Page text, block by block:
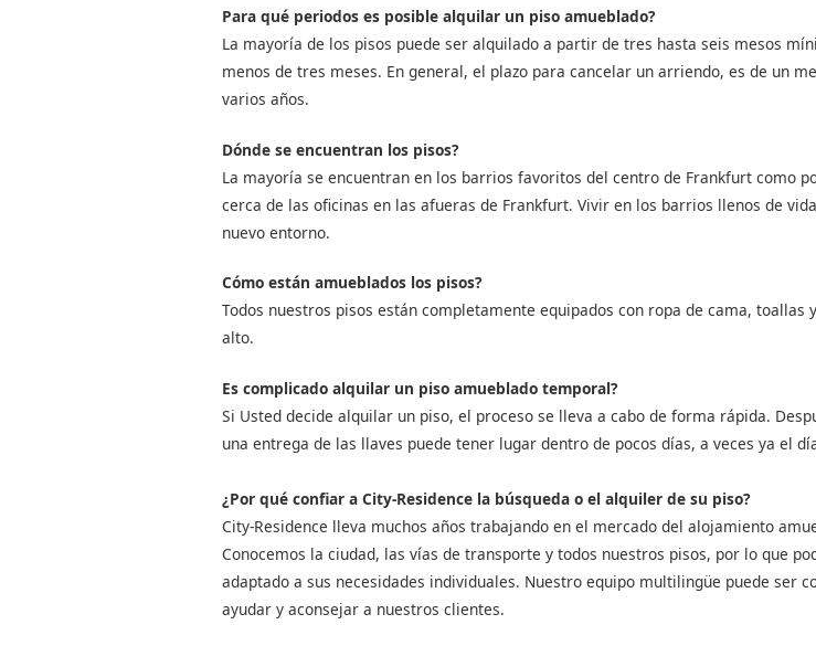
Para qué periodos es posible alquilar un piso amueblado?
La mayoría de los pisos puede ser alquilado a partir de tres hasta seis mesos
menos de tres meses. En general, el plazo para cancelar un arriendo, es de un
varios años.
Dónde se encuentran los pisos?
La mayoría se encuentran en los barrios favoritos del centro de Frankfurt como
cerca de las oficinas en las afueras de Frankfurt. Vivir en los barrios llenos de
nuevo entorno.
Cómo están amueblados los pisos?
Todos nuestros pisos están completamente equipados con ropa de cama,
alto.
Es complicado alquilar un piso amueblado temporal?
Si Usted decide alquilar un piso, el proceso se lleva a cabo de forma rápida.
una entrega de las llaves puede tener lugar dentro de pocos días, a veces ya el
¿Por qué confiar a City-Residence la búsqueda o el alquiler de su piso?
City-Residence lleva muchos años trabajando en el mercado del alojamiento
Conocemos la ciudad, las vías de transporte y todos nuestros pisos, por lo que
adaptado a sus necesidades individuales. Nuestro equipo multilingüe puede ser
ayudar y aconsejar a nuestros clientes.